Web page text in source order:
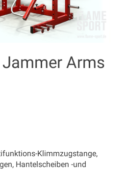
Arms
Klimmzugstange,
Hantelscheiben -und